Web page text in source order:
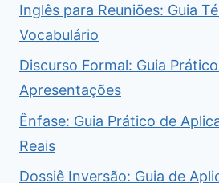
Inglês para Reuniões: Guia
Vocabulário
Discurso Formal: Guia
Apresentações
Ênfase: Guia Prático de
Reais
Dossiê Inversão: Guia de